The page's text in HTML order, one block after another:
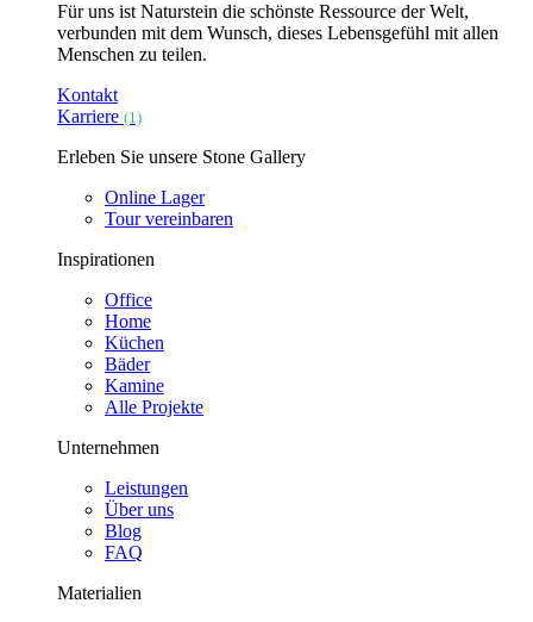
Für uns ist Naturstein die schönste Ressource der Welt,
verbunden mit dem Wunsch, dieses Lebensgefühl mit allen
Menschen zu teilen.
Kontakt
Karriere (1)
Erleben Sie unsere Stone Gallery
Online Lager
Tour vereinbaren
Inspirationen
Office
Home
Küchen
Bäder
Kamine
Alle Projekte
Unternehmen
Leistungen
Über uns
Blog
FAQ
Materialien